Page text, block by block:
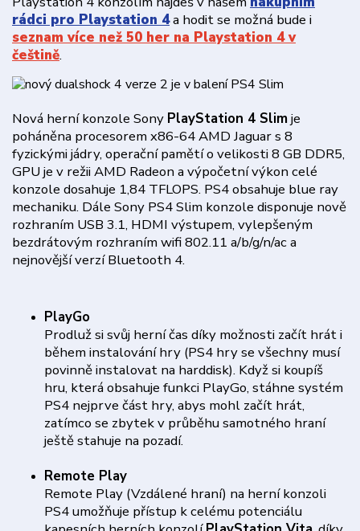
rádci pro Playstation 4a hodit se možná bude i
seznam více než 50 her na Playstation 4 v
češtině.
Nová herní konzole Sony PlayStation 4 Slimje
poháněna procesorem x86-64 AMD Jaguar s 8
fyzickými jádry, operační pamětí o velikosti 8 GB DDR5,
GPU je v režii AMD Radeon a výpočetní výkon celé
konzole dosahuje 1,84 TFLOPS. PS4 obsahuje blue ray
mechaniku. Dále Sony PS4 Slim konzole disponuje nově
rozhraním USB 3.1, HDMI výstupem, vylepšeným
bezdrátovým rozhraním wifi 802.11 a/b/g/n/ac a
nejnovější verzí Bluetooth 4.
PlayGo
Prodluž si svůj herní čas díky možnosti začít hrát i
během instalování hry (PS4 hry se všechny musí
povinně instalovat na harddisk). Když si koupíš
hru, která obsahuje funkci PlayGo, stáhne systém
PS4 nejprve část hry, abys mohl začít hrát,
zatímco se zbytek v průběhu samotného hraní
ještě stahuje na pozadí.
Remote Play
Remote Play (Vzdálené hraní) na herní konzoli
PS4 umožňuje přístup k celému potenciálu